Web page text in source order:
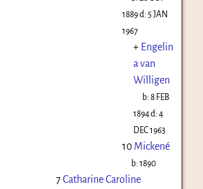
1889d: 5 JAN
1967
+ Engelin
a van
Willigen
b:8 FEB
1894d: 4
DEC 1963
10 Mickené
b:1890
7Catharine Caroline